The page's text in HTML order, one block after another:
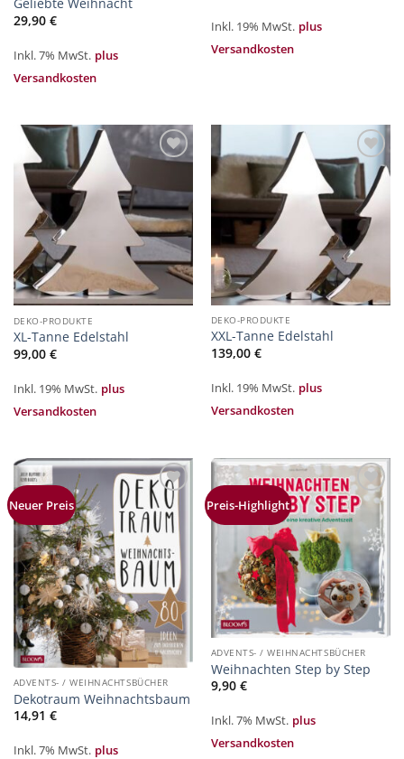
Geliebte Weihnacht
29,90 €
Inkl. 7% MwSt. plus
Versandkosten
Inkl. 19% MwSt. plus
Versandkosten
Merkliste
hinzufügen
DEKO-PRODUKTE
XL-Tanne Edelstahl
99,00 €
Inkl. 19% MwSt. plus
Versandkosten
Zur
Merkliste
hinzufügen
DEKO-PRODUKTE
XXL-Tanne Edelstahl
139,00 €
Inkl. 19% MwSt. plus
Versandkosten
Neuer Preis
Zur
Merkliste
hinzufügen
ADVENTS- / WEIHNACHTSBÜCHER
Dekotraum Weihnachtsbaum
14,91 €
Inkl. 7% MwSt. plus
Preis-Highlight
Zur
Merkliste
hinzufügen
ADVENTS- / WEIHNACHTSBÜCHER
Weihnachten Step by Step
9,90 €
Inkl. 7% MwSt. plus
Versandkosten